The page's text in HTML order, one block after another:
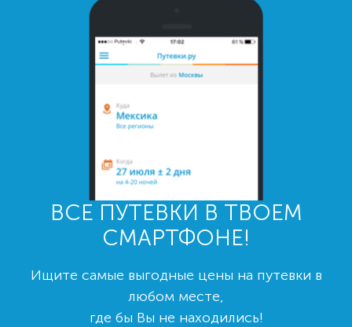
ВСЕ ПУТЕВКИ В ТВОЕМ
СМАРТФОНЕ!
Ищите самые выгодные цены на путевки в
любом месте,
где бы Вы не находились!